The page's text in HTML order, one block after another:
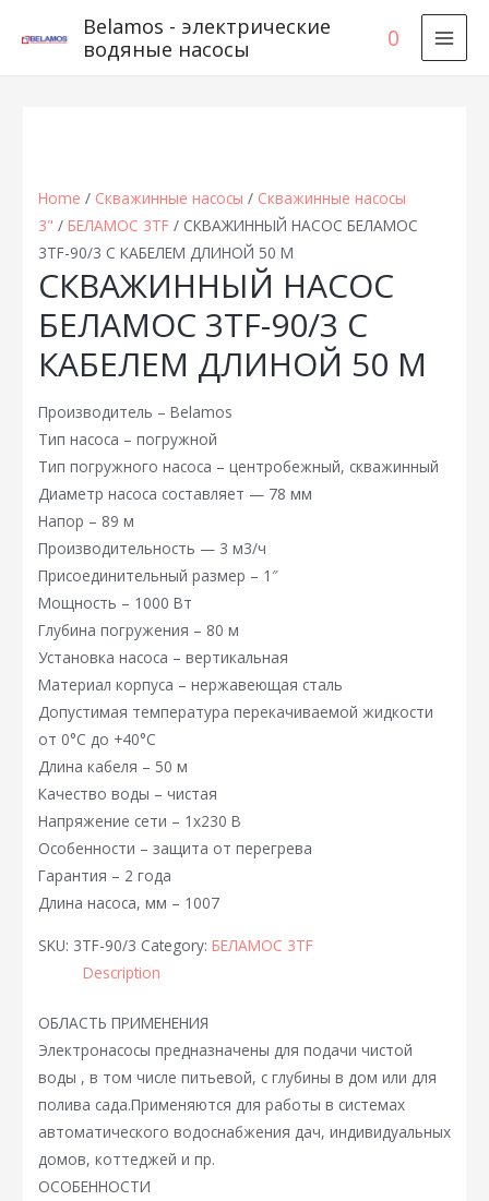
Belamos - электрические
водяные насосы
0
Home / Скважинные насосы / Скважинные насосы
3" / БЕЛАМОС 3TF/ СКВАЖИННЫЙ НАСОС БЕЛАМОС
3TF-90/3 С КАБЕЛЕМ ДЛИНОЙ 50 М
СКВАЖИННЫЙ НАСОС
БЕЛАМОС 3TF-90/3 С
КАБЕЛЕМ ДЛИНОЙ 50 М
Производитель – Belamos
Тип насоса – погружной
Тип погружного насоса – центробежный, скважинный
Диаметр насоса составляет — 78 мм
Напор – 89 м
Производительность — 3 м3/ч
Присоединительный размер – 1″
Мощность – 1000 Вт
Глубина погружения – 80 м
Установка насоса – вертикальная
Материал корпуса – нержавеющая сталь
Допустимая температура перекачиваемой жидкости
от 0°C до +40°C
Длина кабеля – 50 м
Качество воды – чистая
Напряжение сети – 1х230 В
Особенности – защита от перегрева
Гарантия – 2 года
Длина насоса, мм – 1007
SKU: 3TF-90/3 Category: БЕЛАМОС 3TF
Description
ОБЛАСТЬ ПРИМЕНЕНИЯ
Электронасосы предназначены для подачи чистой
воды , в том числе питьевой, с глубины в дом или для
полива сада.Применяются для работы в системах
автоматического водоснабжения дач, индивидуальных
домов, коттеджей и пр.
ОСОБЕННОСТИ